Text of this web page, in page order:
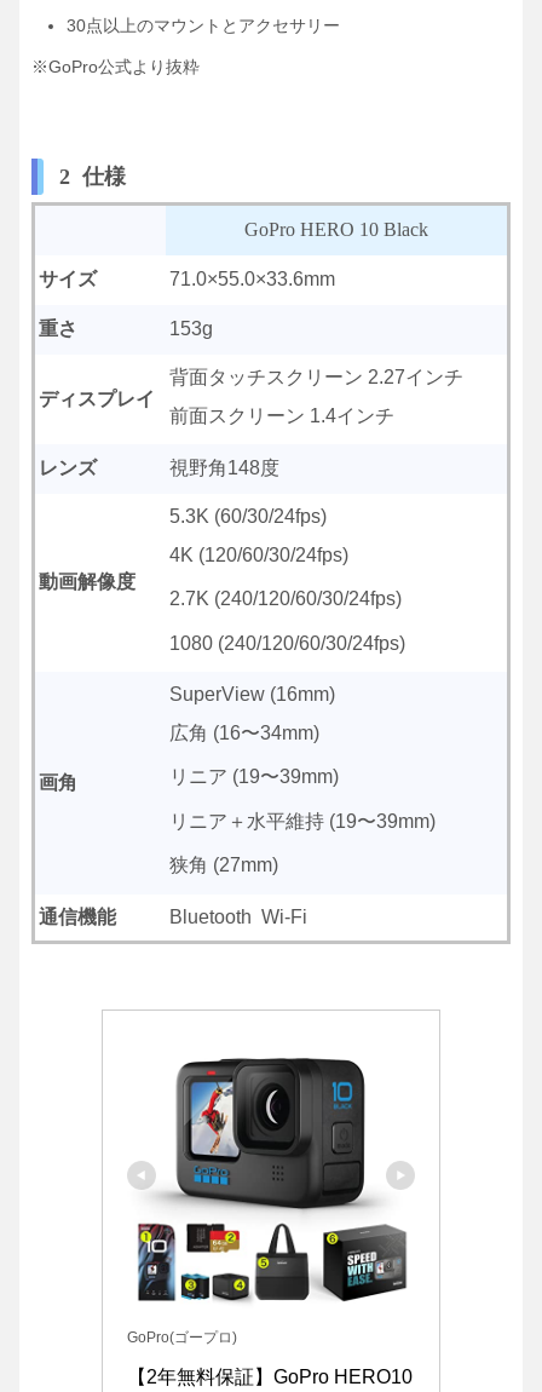
30点以上のマウントとアクセサリー
※GoPro公式より抜粋
2 仕様
GoPro HERO 10 Black
サイズ 71.0×55.0×33.6mm
重さ 153g
ディスプレイ
背面タッチスクリーン 2.27インチ
前面スクリーン 1.4インチ
レンズ 視野角148度
動画解像度
5.3K (60/30/24fps)
4K (120/60/30/24fps)
2.7K (240/120/60/30/24fps)
1080 (240/120/60/30/24fps)
画角
SuperView (16mm)
広角 (16〜34mm)
リニア (19〜39mm)
リニア＋水平維持 (19〜39mm)
狭角 (27mm)
通信機能 Bluetooth Wi-Fi
GoPro(ゴープロ)
【2年無料保証】GoPro HERO10